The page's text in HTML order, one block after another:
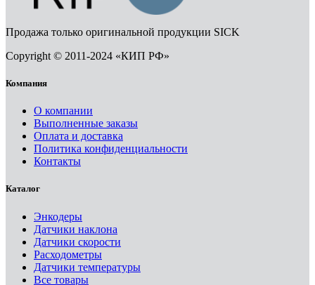
Продажа только оригинальной продукции SICK
Copyright © 2011-2024 «КИП РФ»
Компания
О компании
Выполненные заказы
Оплата и доставка
Политика конфиденциальности
Контакты
Каталог
Энкодеры
Датчики наклона
Датчики скорости
Расходометры
Датчики температуры
Все товары